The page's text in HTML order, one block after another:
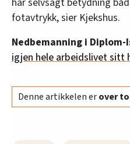
fotavtrykk, sier Kjekshus.
Nedbemanning i Diplom-
igjen hele arbeidslivet sitt
Denne artikkelen erover